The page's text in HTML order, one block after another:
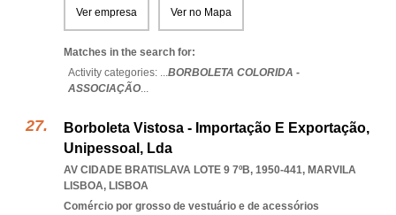
Ver empresa Ver no Mapa
Matches in the search for:
Activity categories: ...BORBOLETA COLORIDA -
ASSOCIAÇÃO...
Borboleta Vistosa - Importação E Exportação,
Unipessoal, Lda
AV CIDADE BRATISLAVA LOTE 9 7ºB, 1950-441, MARVILA
LISBOA, LISBOA
Comércio por grosso de vestuário e de acessórios